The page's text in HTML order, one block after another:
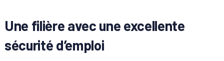
Une filière avec une excellente
sécurité d’emploi